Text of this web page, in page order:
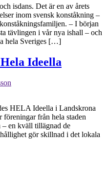
isdans. Det är en av årets
inom svensk konståkning –
– I början
tävlingen i vår nya ishall – och
hela Sveriges […]
Ideella
HELA Ideella i Landskrona
från hela staden
– en kväll tillägnad de
gör skillnad i det lokala